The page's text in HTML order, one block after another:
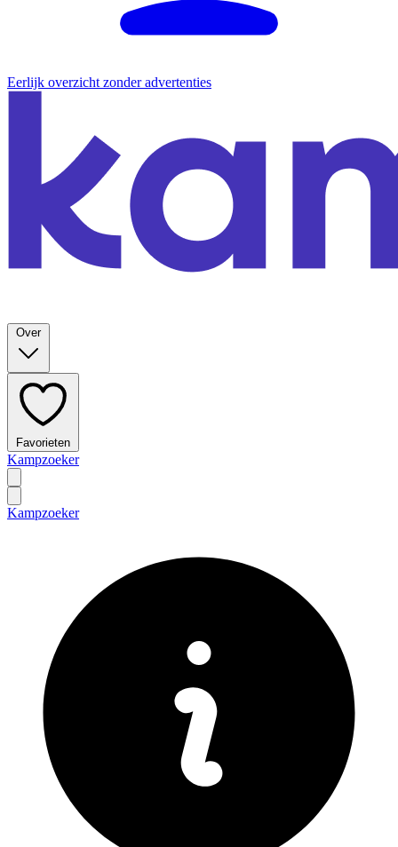
Eerlijk overzicht zonder advertenties
Over
Favorieten
Kampzoeker
Kampzoeker